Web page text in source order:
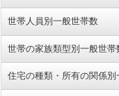
世帯人員別一般世帯数
世帯の家族類型別一般世帯
住宅の種類・所有の関係別